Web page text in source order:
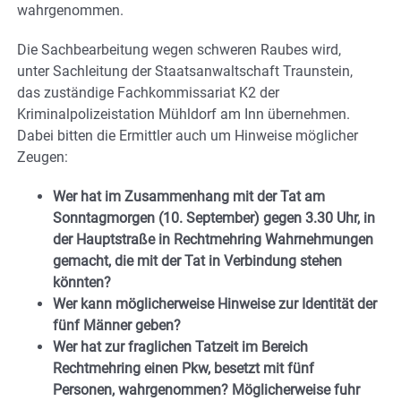
wahrgenommen.
Die Sachbearbeitung wegen schweren Raubes wird,
unter Sachleitung der Staatsanwaltschaft Traunstein,
das zuständige Fachkommissariat K2 der
Kriminalpolizeistation Mühldorf am Inn übernehmen.
Dabei bitten die Ermittler auch um Hinweise möglicher
Zeugen:
Wer hat im Zusammenhang mit der Tat am
Sonntagmorgen (10. September) gegen 3.30 Uhr, in
der Hauptstraße in Rechtmehring Wahrnehmungen
gemacht, die mit der Tat in Verbindung stehen
könnten?
Wer kann möglicherweise Hinweise zur Identität der
fünf Männer geben?
Wer hat zur fraglichen Tatzeit im Bereich
Rechtmehring einen Pkw, besetzt mit fünf
Personen, wahrgenommen? Möglicherweise fuhr